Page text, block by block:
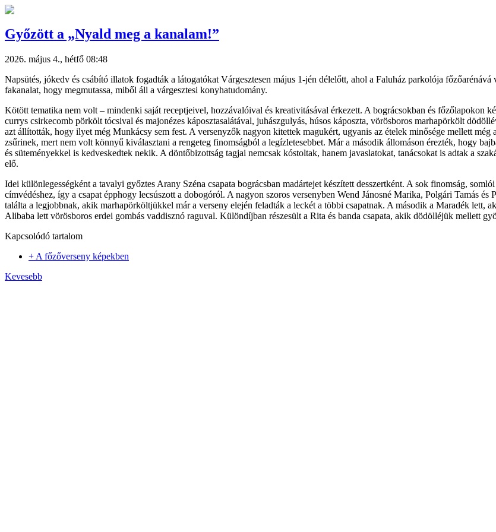
Győzött a „Nyald meg a kanalam!”
2026. május 4., hétfő 08:48
Napsütés, jókedv és csábító illatok fogadták a látogatókat Várgesztesen május 1-jén délelőtt, ahol a Faluház parkolója
fakanalat, hogy megmutassa, miből áll a várgesztesi konyhatudomány.
Kötött tematika nem volt – mindenki saját receptjeivel, hozzávalóival és kreativitásával érkezett. A bográcsokban és főzőlapokon
currys csirkecomb pörkölt tócsival és majonézes káposztasalátával, juhászgulyás, húsos káposzta, vörösboros marhapörkölt
azt állították, hogy ilyet még Munkácsy sem fest. A versenyzők nagyon kitettek magukért, ugyanis az ételek minősége mellett
zsűrinek, mert nem volt könnyű kiválasztani a rengeteg finomságból a legízletesebbet. Már a második állomáson érezték, hogy
és süteményekkel is kedveskedtek nekik. A döntőbizottság tagjai nemcsak kóstoltak, hanem javaslatokat, tanácsokat is adtak a
elő.
Idei különlegességként a tavalyi győztes Arany Széna csapata bográcsban madártejet készített desszertként. A sok finomság,
címvédéshez, így a csapat épphogy lecsúszott a dobogóról. A nagyon szoros versenyben Wend Jánosné Marika, Polgári Tamás
találta a legjobbnak, akik marhapörköltjükkel már a verseny elején feladták a leckét a többi csapatnak. A második a Maradék lett,
Alibaba lett vörösboros erdei gombás vaddisznó raguval. Különdíjban részesült a Rita és banda csapata, akik dödölléjük mellett
Kapcsolódó tartalom
+ A főzőverseny képekben
Kevesebb